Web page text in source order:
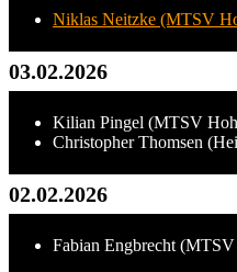
Niklas Neitzke (MTSV
03.02.2026
Kilian Pingel (MTSV
Christopher Thomsen
02.02.2026
Fabian Engbrecht